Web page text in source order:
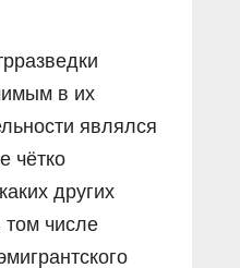
в их
являлся
чётко
других
том числе